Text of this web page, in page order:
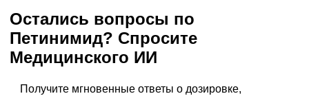
Остались вопросы по
Петинимид? Спросите
Медицинского ИИ
Получите мгновенные ответы о дозировке,